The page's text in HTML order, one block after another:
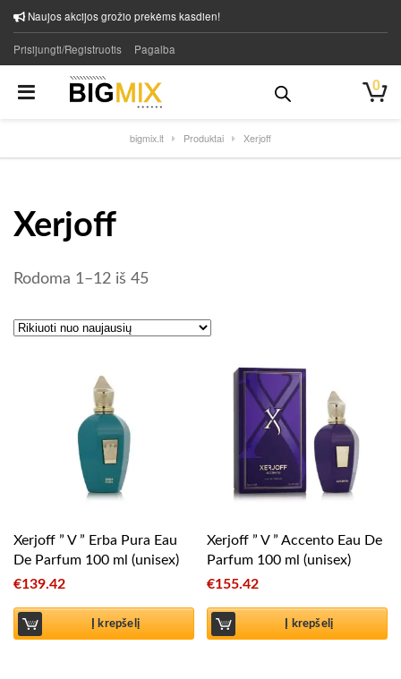
Naujos akcijos grožio prekėms kasdien!
Prisijungti/Registruotis Pagalba
0
bigmix.lt Produktai Xerjoff
Xerjoff
Rodoma 1–12 iš 45Rūšiuojama pagal naujausią
Xerjoff ” V ” Erba Pura Eau
De Parfum 100 ml (unisex)
€139.42
Į krepšelį
Xerjoff ” V ” Accento Eau De
Parfum 100 ml (unisex)
€155.42
Į krepšelį